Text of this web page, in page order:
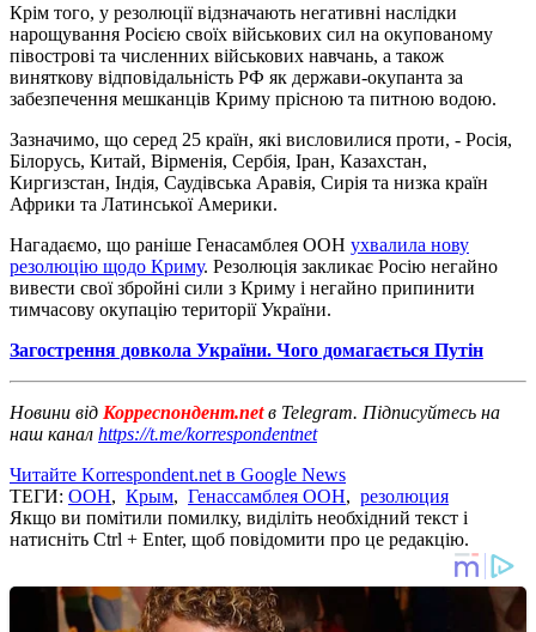
Крім того, у резолюції відзначають негативні наслідки
нарощування Росією своїх військових сил на окупованому
півострові та численних військових навчань, а також
виняткову відповідальність РФ як держави-окупанта за
забезпечення мешканців Криму прісною та питною водою.
Зазначимо, що серед 25 країн, які висловилися проти, - Росія,
Білорусь, Китай, Вірменія, Сербія, Іран, Казахстан,
Киргизстан, Індія, Саудівська Аравія, Сирія та низка країн
Африки та Латинської Америки.
Нагадаємо, що раніше Генасамблея ООН ухвалила нову
резолюцію щодо Криму. Резолюція закликає Росію негайно
вивести свої збройні сили з Криму і негайно припинити
тимчасову окупацію території України.
Загострення довкола України. Чого домагається Путін
Новини від Корреспондент.netв Telegram. Підписуйтесь на
наш канал https://t.me/korrespondentnet
Читайте Korrespondent.net в Google News
ТЕГИ: ООН, Крым, Генассамблея ООН, резолюция
Якщо ви помітили помилку, виділіть необхідний текст і
натисніть Ctrl + Enter, щоб повідомити про це редакцію.